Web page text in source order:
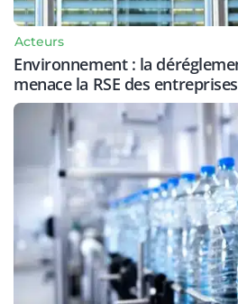
Acteurs
Environnement : la
menace la RSE des entreprises